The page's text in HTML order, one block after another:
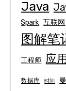
Java
Spark 互联网
图解笔
工程师 应
数据库 时间